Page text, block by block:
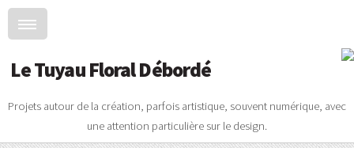
Le Tuyau Floral Débordé
Projets autour de la création, parfois artistique, souvent numérique, avec
une attention particulière sur le design.